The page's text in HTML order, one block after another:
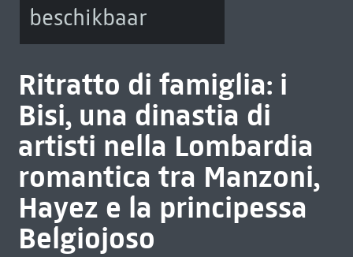
beschikbaar
Ritratto di famiglia: i
Bisi, una dinastia di
artisti nella Lombardia
romantica tra Manzoni,
Hayez e la principessa
Belgiojoso